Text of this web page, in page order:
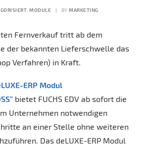
MODULE | BY MARKETING
Fernverkauf tritt ab dem
der bekannten Lieferschwelle das
Verfahren) in Kraft.
ERP Modul
bietet FUCHS EDV ab sofort die
Unternehmen notwendigen
an einer Stelle ohne weiteren
Das deLUXE-ERP Modul